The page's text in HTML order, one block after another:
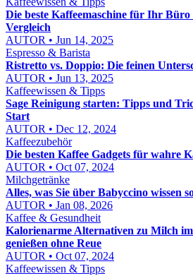
Die beste Kaffeemaschine für Ihr
Vergleich
AUTOR • Jun 14, 2025
Espresso & Barista
Ristretto vs. Doppio: Die feinen
AUTOR • Jun 13, 2025
Kaffeewissen & Tipps
Sage Reinigung starten: Tipps und
Start
AUTOR • Dec 12, 2024
Kaffeezubehör
Die besten Kaffee Gadgets für wahre
AUTOR • Oct 07, 2024
Milchgetränke
Alles, was Sie über Babyccino wissen
AUTOR • Jan 08, 2026
Kaffee & Gesundheit
Kalorienarme Alternativen zu Milch
genießen ohne Reue
AUTOR • Oct 07, 2024
Kaffeewissen & Tipps